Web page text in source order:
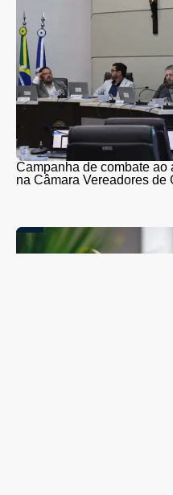
Campanha de combate ao
na Câmara Vereadores de